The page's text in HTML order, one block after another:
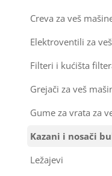
Creva za veš
Elektroventili za
Filteri i kućišta
Grejači za veš
Gume za vrata za
Kazani i nosači
Ležajevi